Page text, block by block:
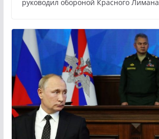
руководил обороной Красного Лимана